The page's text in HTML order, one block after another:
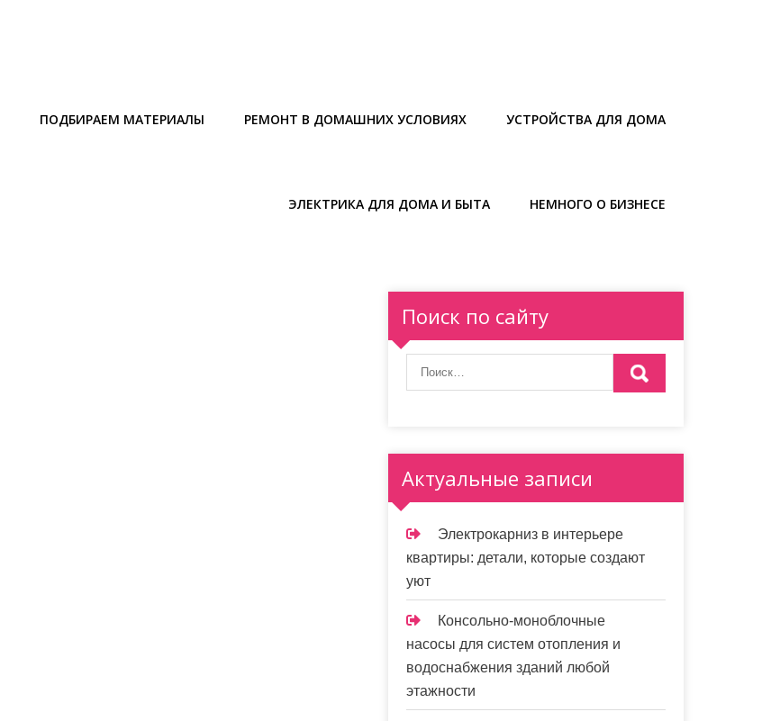
ПОДБИРАЕМ МАТЕРИАЛЫ РЕМОНТ В ДОМАШНИХ УСЛОВИЯХ УСТРОЙСТВА ДЛЯ ДОМА
ЭЛЕКТРИКА ДЛЯ ДОМА И БЫТА НЕМНОГО О БИЗНЕСЕ
Поиск по сайту
Актуальные записи
Электрокарниз в интерьере
квартиры: детали, которые создают
уют
Консольно-моноблочные
насосы для систем отопления и
водоснабжения зданий любой
этажности